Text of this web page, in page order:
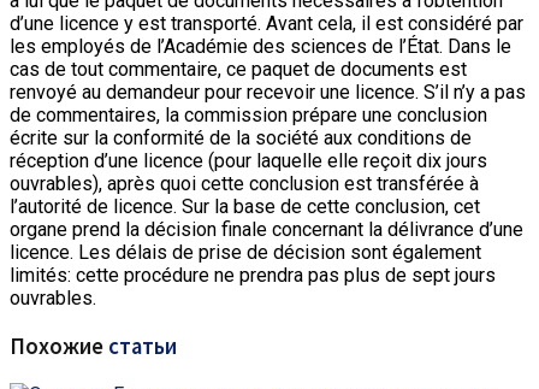
d’une licence y est transporté. Avant cela, il est considéré par
les employés de l’Académie des sciences de l’État. Dans le
cas de tout commentaire, ce paquet de documents est
renvoyé au demandeur pour recevoir une licence. S’il n’y a pas
de commentaires, la commission prépare une conclusion
écrite sur la conformité de la société aux conditions de
réception d’une licence (pour laquelle elle reçoit dix jours
ouvrables), après quoi cette conclusion est transférée à
l’autorité de licence. Sur la base de cette conclusion, cet
organe prend la décision finale concernant la délivrance d’une
licence. Les délais de prise de décision sont également
limités: cette procédure ne prendra pas plus de sept jours
ouvrables.
Похожие статьи